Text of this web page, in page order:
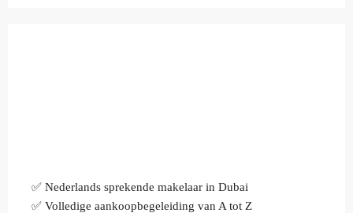
✅ Nederlands sprekende makelaar in Dubai
✅ Volledige aankoopbegeleiding van A tot Z